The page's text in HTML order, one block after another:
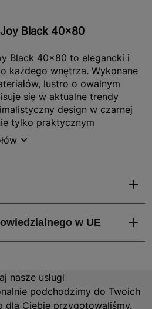
Black 40x80
Black 40x80 to elegancki i
każdego wnętrza. Wykonane
lustro o owalnym
się w aktualne trendy
design w czarnej
tylko praktycznym
ale także stylowym akcentem
z serii Joy, co
przestrzeni.
lekkości i elegancji, a
charakter. Dzięki
idealnie nadaje się do
nasze usługi
podchodzimy do Twoich
dla Ciebie przygotowaliśmy.